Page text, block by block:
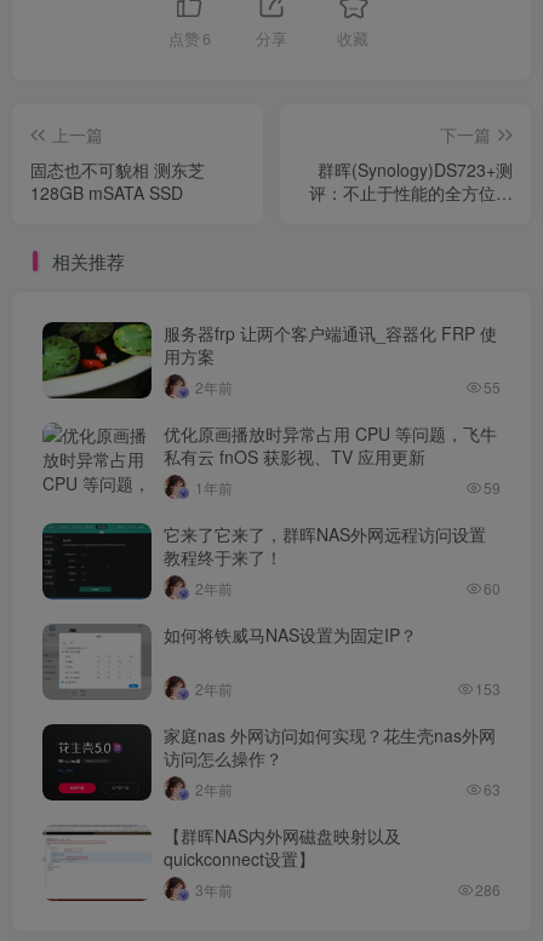
点赞 6 分享 收藏
上一篇
固态也不可貌相 测东芝
128GB mSATA SSD
下一篇
群晖(Synology)DS723+测
评：不止于性能的全方位网
相关推荐
服务器frp 让两个客户端通讯_容器化 FRP 使
用方案
2年前 55
优化原画播放时异常占用 CPU 等问题，飞牛
私有云 fnOS 获影视、TV 应用更新
1年前 59
它来了它来了，群晖NAS外网远程访问设置
教程终于来了！
2年前 60
如何将铁威马NAS设置为固定IP？
2年前 153
家庭nas 外网访问如何实现？花生壳nas外网
访问怎么操作？
2年前 63
【群晖NAS内外网磁盘映射以及
quickconnect设置】
3年前 286